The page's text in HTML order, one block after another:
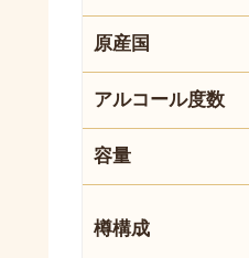
原産国
アルコール度数
容量
樽構成